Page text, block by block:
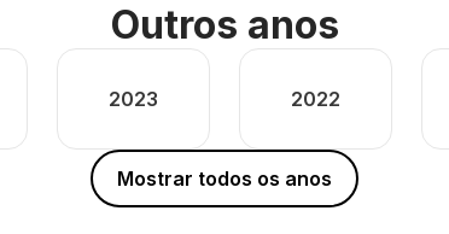
Outros anos
2023 2022
Mostrar todos os anos